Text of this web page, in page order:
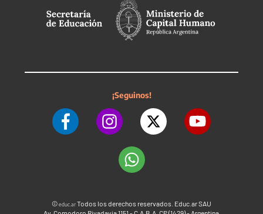
¡Seguinos!
©educ.arTodos los derechos reservados. Educ.ar SAU